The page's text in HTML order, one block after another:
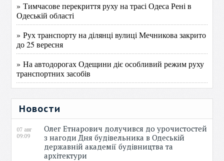
» Тимчасове перекриття руху на трасі Одеса Рені в
Одеській області
» Рух транспорту на ділянці вулиці Мечникова закрито
до 25 вересня
» На автодорогах Одещини діє особливий режим руху
транспортних засобів
Новости
07 авг
09:09
Олег Етнарович долучився до урочистостей
з нагоди Дня будівельника в Одеській
державній академії будівництва та
архітектури